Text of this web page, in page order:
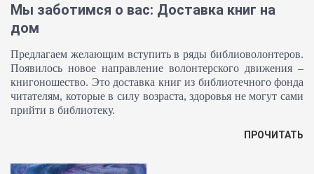
Мы заботимся о вас: Доставка книг на
дом
Предлагаем желающим вступить в ряды библиоволонтеров.
Появилось новое направление волонтерского движения –
книгоношество. Это доставка книг из библиотечного фонда
читателям, которые в силу возраста, здоровья не могут сами
прийти в библиотеку.
ПРОЧИТАТЬ